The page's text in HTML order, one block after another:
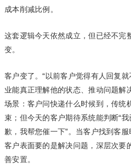
成本削减比例。
这套逻辑今天依然成立，但已经不
变。
客户变了。“以前客户觉得有人回复
业能真正理解他的状态、推动问题解
场景：客户问快递什么时候到，传统
束；但今天的客户期待系统能判断“
歉，我帮您催一下”。当客户找到客
客户表面要的是解决问题，深层次要
善安置。